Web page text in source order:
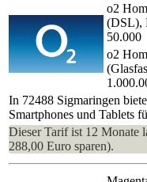
o2
(DSL),
50.000
o2
In 72488 Sigmaringen
Smartphones und Tablets
Dieser Tarif ist 12 Monate
288,00 Euro sparen).